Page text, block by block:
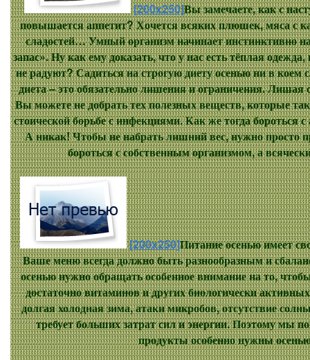
[200x250]Вы замечаете, как с
повышается аппетит? Хочется всяких плюшек, мяса с
сладостей… Умный организм начинает инстинктивно
запас». Ну как ему доказать, что у нас есть тёплая
не радуют? Садиться на строгую диету осенью ни в коем
диета – это обязательно лишения и ограничения. Лишая
Вы можете не добрать тех полезных веществ, которые
стоической борьбе с инфекциями. Как же тогда бороться
А никак! Чтобы не набрать лишний вес, нужно просто
бороться с собственным организмом, а
[200x250]Питание осенью имеет
Ваше меню всегда должно быть разнообразным и
осенью нужно обращать особенное внимание на то,
достаточно витаминов и других биологически
долгая холодная зима, атаки микробов, отсутствие
требует больших затрат сил и энергии. Поэтому мы
продукты особенно нужны